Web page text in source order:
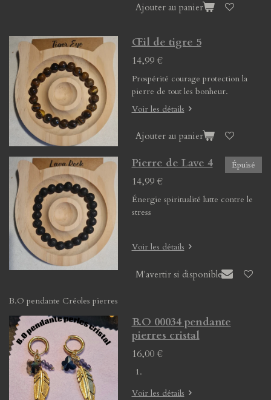
Ajouter au panier
Œil de tigre 5
14,99 €
Prospérité courage protection la
pierre de tout les bonheur.
Voir les détails
Ajouter au panier
Épuisé
Pierre de Lave 4
14,99 €
Énergie spiritualité lutte contre le
stress
Voir les détails
M'avertir si disponible
B.O pendante Créoles pierres
B.O 00034 pendante
pierres cristal
16,00 €
Voir les détails